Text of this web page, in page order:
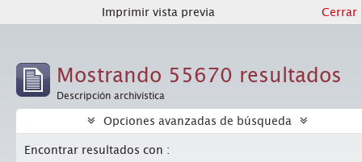
Imprimir vista previa Cerrar
Mostrando 55670 resultados
Descripción archivística
Opciones avanzadas de búsqueda
Encontrar resultados con :